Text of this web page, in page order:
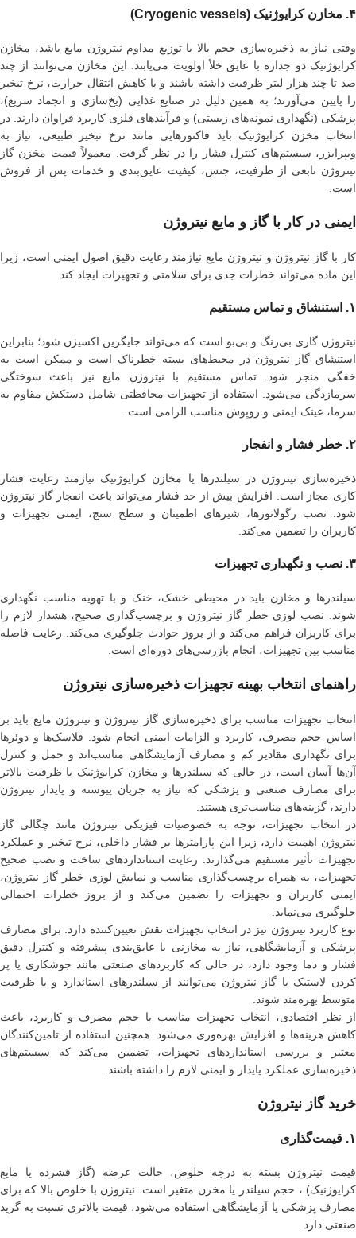
۴. مخازن کرایوژنیک (Cryogenic vessels)
وقتی نیاز به ذخیره‌سازی حجم بالا یا توزیع مداوم نیتروژن مایع باشد، مخازن
کرایوژنیک دو جداره با عایق خلأ اولویت می‌یابند. این مخازن می‌توانند از چند
صد تا چند هزار لیتر ظرفیت داشته باشند و با کاهش انتقال حرارت، نرخ تبخیر
را پایین می‌آورند؛ به همین دلیل در صنایع غذایی (یخ‌سازی و انجماد سریع)،
پزشکی (نگهداری نمونه‌های زیستی) و فرآیندهای فلزی کاربرد فراوان دارند. در
انتخاب مخزن کرایوژنیک باید فاکتورهایی مانند نرخ تبخیر طبیعی، نیاز به
ویپرایزر، سیستم‌های کنترل فشار را در نظر گرفت. معمولاً قیمت مخزن گاز
نیتروژن تابعی از ظرفیت، جنس، کیفیت عایق‌بندی و خدمات پس از فروش
است.
ایمنی در کار با گاز و مایع نیتروژن
کار با گاز نیتروژن و نیتروژن مایع نیازمند رعایت دقیق اصول ایمنی است، زیرا
این ماده می‌تواند خطرات جدی برای سلامتی و تجهیزات ایجاد کند.
۱. استنشاق و تماس مستقیم
نیتروژن گازی بی‌رنگ و بی‌بو است که می‌تواند جایگزین اکسیژن شود؛ بنابراین
استنشاق گاز نیتروژن در محیط‌های بسته خطرناک است و ممکن است به
خفگی منجر شود. تماس مستقیم با نیتروژن مایع نیز باعث سوختگی
سرمازدگی می‌شود. استفاده از تجهیزات محافظتی شامل دستکش مقاوم به
سرما، عینک ایمنی و روپوش مناسب الزامی است.
۲. خطر فشار و انفجار
ذخیره‌سازی نیتروژن در سیلندرها یا مخازن کرایوژنیک نیازمند رعایت فشار
کاری مجاز است. افزایش بیش از حد فشار می‌تواند باعث انفجار گاز نیتروژن
شود. نصب رگولاتورها، شیرهای اطمینان و سطح سنج، ایمنی تجهیزات و
کاربران را تضمین می‌کند.
۳. نصب و نگهداری تجهیزات
سیلندرها و مخازن باید در محیطی خشک، خنک و با تهویه مناسب نگهداری
شوند. نصب لوزی خطر گاز نیتروژن و برچسب‌گذاری صحیح، هشدار لازم را
برای کاربران فراهم می‌کند و از بروز حوادث جلوگیری می‌کند. رعایت فاصله
مناسب بین تجهیزات، انجام بازرسی‌های دوره‌ای است.
راهنمای انتخاب بهینه تجهیزات ذخیره‌سازی نیتروژن
انتخاب تجهیزات مناسب برای ذخیره‌سازی گاز نیتروژن و نیتروژن مایع باید بر
اساس حجم مصرف، کاربرد و الزامات ایمنی انجام شود. فلاسک‌ها و دوئرها
برای نگهداری مقادیر کم و مصارف آزمایشگاهی مناسب‌اند و حمل و کنترل
آن‌ها آسان است، در حالی که سیلندرها و مخازن کرایوژنیک با ظرفیت بالاتر
برای مصارف صنعتی و پزشکی که نیاز به جریان پیوسته و پایدار نیتروژن
دارند، گزینه‌های مناسب‌تری هستند.
در انتخاب تجهیزات، توجه به خصوصیات فیزیکی نیتروژن مانند چگالی گاز
نیتروژن اهمیت دارد، زیرا این پارامترها بر فشار داخلی، نرخ تبخیر و عملکرد
تجهیزات تأثیر مستقیم می‌گذارند. رعایت استانداردهای ساخت و نصب صحیح
تجهیزات، به همراه برچسب‌گذاری مناسب و نمایش لوزی خطر گاز نیتروژن،
ایمنی کاربران و تجهیزات را تضمین می‌کند و از بروز خطرات احتمالی
جلوگیری می‌نماید.
نوع کاربرد نیتروژن نیز در انتخاب تجهیزات نقش تعیین‌کننده دارد. برای مصارف
پزشکی و آزمایشگاهی، نیاز به مخازنی با عایق‌بندی پیشرفته و کنترل دقیق
فشار و دما وجود دارد، در حالی که کاربردهای صنعتی مانند جوشکاری یا پر
کردن لاستیک با گاز نیتروژن می‌توانند از سیلندرهای استاندارد و با ظرفیت
متوسط بهره‌مند شوند.
از نظر اقتصادی، انتخاب تجهیزات مناسب با حجم مصرف و کاربرد، باعث
کاهش هزینه‌ها و افزایش بهره‌وری می‌شود. همچنین استفاده از تامین‌کنندگان
معتبر و بررسی استانداردهای تجهیزات، تضمین می‌کند که سیستم‌های
ذخیره‌سازی عملکرد پایدار و ایمنی لازم را داشته باشند.
خرید گاز نیتروژن
۱. قیمت‌گذاری
قیمت نیتروژن بسته به درجه خلوص، حالت عرضه (گاز فشرده یا مایع
کرایوژنیک) ، حجم سیلندر یا مخزن متغیر است. نیتروژن با خلوص بالا که برای
مصارف پزشکی یا آزمایشگاهی استفاده می‌شود، قیمت بالاتری نسبت به گرید
صنعتی دارد.